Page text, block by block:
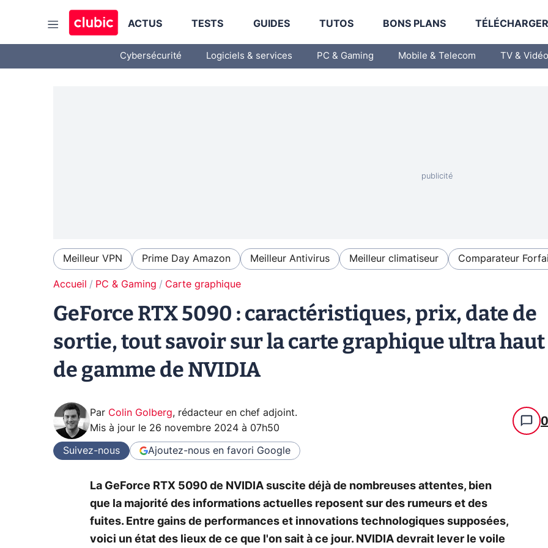
ACTUS TESTS GUIDES TUTOS BONS PLANS
Cybersécurité Logiciels & services PC & Gaming Mobile & Telecom TV & Vidéo
Meilleur VPN Prime Day Amazon Meilleur Antivirus Meilleur climatiseur Comparateur
Accueil PC & Gaming Carte graphique
GeForce RTX 5090 : caractéristiques, prix, date de
sortie, tout savoir sur la carte graphique ultra haut
de gamme de NVIDIA
Par Colin Golberg, rédacteur en chef adjoint.
Mis à jour le 26 novembre 2024 à 07h50 0
Suivez-nous Ajoutez-nous en favori Google
La GeForce RTX 5090 de NVIDIA suscite déjà de nombreuses attentes, bien
que la majorité des informations actuelles reposent sur des rumeurs et des
fuites. Entre gains de performances et innovations technologiques supposées,
voici un état des lieux de ce que l'on sait à ce jour. NVIDIA devrait lever le voile